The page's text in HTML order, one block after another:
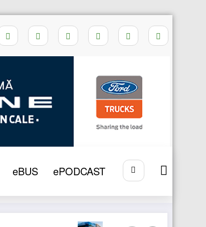
eBUS ePODCAST
Basculanta Scania 25P XT